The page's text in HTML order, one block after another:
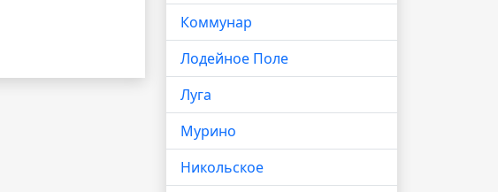
Коммунар
Лодейное Поле
Луга
Мурино
Никольское